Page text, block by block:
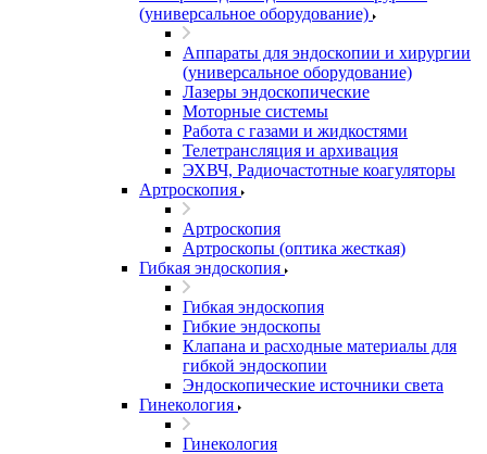
(универсальное оборудование)
Аппараты для эндоскопии и хирургии
(универсальное оборудование)
Лазеры эндоскопические
Моторные системы
Работа с газами и жидкостями
Телетрансляция и архивация
ЭХВЧ, Радиочастотные коагуляторы
Артроскопия
Артроскопия
Артроскопы (оптика жесткая)
Гибкая эндоскопия
Гибкая эндоскопия
Гибкие эндоскопы
Клапана и расходные материалы для
гибкой эндоскопии
Эндоскопические источники света
Гинекология
Гинекология